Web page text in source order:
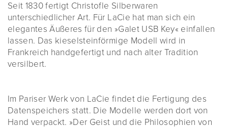
Seit 1830 fertigt Christofle Silberwaren
unterschiedlicher Art. Für LaCie hat man sich ein
elegantes Äußeres für den »Galet USB Key« einfallen
lassen. Das kieselsteinförmige Modell wird in
Frankreich handgefertigt und nach alter Tradition
versilbert.
Im Pariser Werk von LaCie findet die Fertigung des
Datenspeichers statt. Die Modelle werden dort von
Hand verpackt. »Der Geist und die Philosophien von